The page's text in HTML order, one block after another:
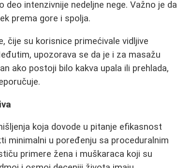
intenzivnije nedeljne nege. Važno je da
prema gore i spolja.
čije su korisnice primećivale vidljive
upozorava se da je i za masažu
ako postoji bilo kakva upala ili prehlada,
koja dovode u pitanje efikasnost
minimalni u poređenju sa proceduralnim
primere žena i muškaraca koji su